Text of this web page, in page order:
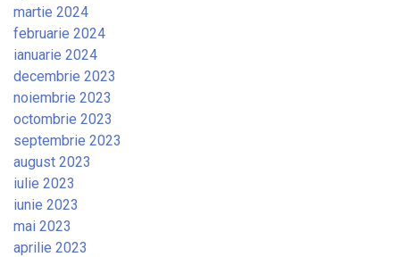
martie 2024
februarie 2024
ianuarie 2024
decembrie 2023
noiembrie 2023
octombrie 2023
septembrie 2023
august 2023
iulie 2023
iunie 2023
mai 2023
aprilie 2023